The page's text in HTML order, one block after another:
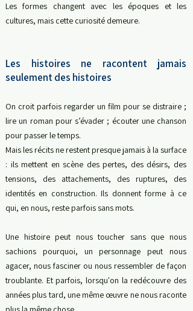
Les formes changent avec les époques et les
cultures, mais cette curiosité demeure.
Les histoires ne racontent jamais
seulement des histoires
On croit parfois regarder un film pour se distraire ;
lire un roman pour s’évader ; écouter une chanson
pour passer le temps.
Mais les récits ne restent presque jamais à la surface
: ils mettent en scène des pertes, des désirs, des
tensions, des attachements, des ruptures, des
identités en construction.Ils donnent forme à ce
qui, en nous, reste parfois sans mots.
Une histoire peut nous toucher sans que nous
sachions pourquoi, un personnage peut nous
agacer, nous fasciner ou nous ressembler de façon
troublante. Et parfois, lorsqu'on la redécouvre des
années plus tard, une même œuvre ne nous raconte